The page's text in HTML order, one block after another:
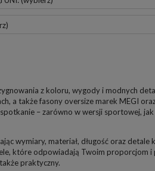
z koloru, wygody i modnych
a także fasony oversize marek MEGI
– zarówno w wersji sportowej,
wymiary, materiał, długość oraz detale
które odpowiadają Twoim proporcjom i
praktyczny.